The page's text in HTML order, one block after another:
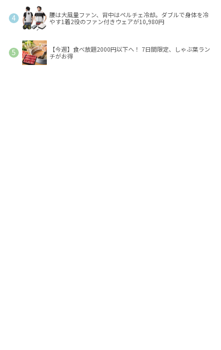
腰は大風量ファン、背中はペルチェ冷却。ダブルで身体を冷
やす1着2役のファン付きウェアが10,980円
【今週】食べ放題2000円以下へ！ 7日間限定、しゃぶ葉ラン
チがお得